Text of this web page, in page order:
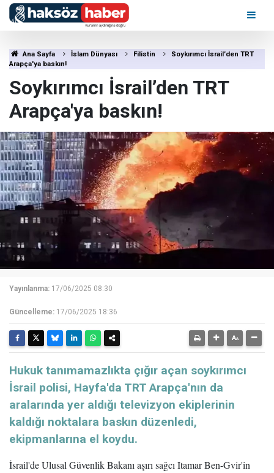
Ana Sayfa İslam Dünyası Filistin
Soykırımcı İsrail’den TRT
Arapça'ya baskın!
Soykırımcı İsrail’den TRT
Arapça'ya baskın!
Yayınlanma: 17/06/2025 08:30
Güncelleme: 17/06/2025 18:36
Hukuk tanımamazlıkta çığır açan soykırımcı
İsrail polisi, Hayfa'da TRT Arapça'nın da
aralarında yer aldığı televizyon ekiplerinin
kaldığı noktalara baskın düzenledi,
ekipmanlarına el koydu.
İsrail'de Ulusal Güvenlik Bakanı aşırı sağcı Itamar Ben-Gvir'in